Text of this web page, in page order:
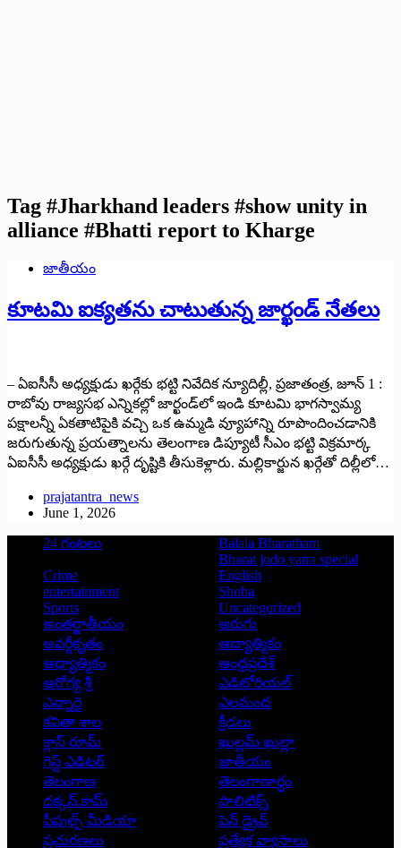
Tag #Jharkhand leaders #show unity in
alliance #Bhatti report to Kharge
జాతీయం
కూట‌మి ఐక్య‌త‌ను చాటుతున్న జార్ఖండ్ నేత‌లు
– ఏఐసీసీ అధ్యక్షుడు ఖర్గేకు భట్టి నివేదిక న్యూదిల్లీ, ప్రజాతంత్ర, జూన్ 1 :
రాబోవు రాజ్యసభ ఎన్నికల్లో జార్ఖండ్‌లో ఇండి కూటమి భాగస్వామ్య
పక్షాలన్నీ ఏకతాటిపైకి వచ్చి ఒక ఉమ్మడి వ్యూహాన్ని రూపొందించడానికి
జరుగుతున్న ప్రయత్నాలను తెలంగాణ డిప్యూటీ సీఎం భట్టి విక్రమార్క
ఏఐసీసీ అధ్యక్షుడు ఖర్గే దృష్టికి తీసుకెళ్లారు. మల్లికార్జున ఖర్గేతో దిల్లీలో…
prajatantra_news
June 1, 2026
24 గంటలు
Balala Bharatham
Bharat jodo yatra special
Crime
English
entertainment
Shoba
Sports
Uncategorized
అంతర్జాతీయం
అరుగు
అవర్గీకృతం
ఆద్యాత్మికం
ఆధ్యాత్మికం
ఆంధ్రప్రదేశ్
ఆరోగ్య శ్రీ
ఎడిటోరియల్
ఎన్నారై
ఎలమంద
కవితా శాల
క్రీడలు
క్లాస్ రూమ్
ఖుల్లమ్ ఖుల్లా
గెస్ట్ ఎడిటర్
జాతీయం
తెలంగాణ
తెలంగాణార్థం
దక్కన్.కామ్
పాలిటిక్స్
పీపుల్స్ ‌మీడియా
పెన్ డ్రైవ్
ప్రచురణలు
ప్రత్యేక వ్యాసాలు